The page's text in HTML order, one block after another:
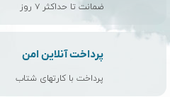
ضمانت تا حداکثر ۷ روز
پرداخت آنلاین امن
پرداخت با کارتهای شتاب